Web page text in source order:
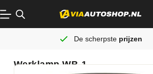
De scherpste prijzen
Werklamp WB-1